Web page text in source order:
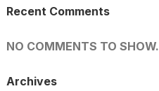
Recent Comments
NO COMMENTS TO SHOW.
Archives